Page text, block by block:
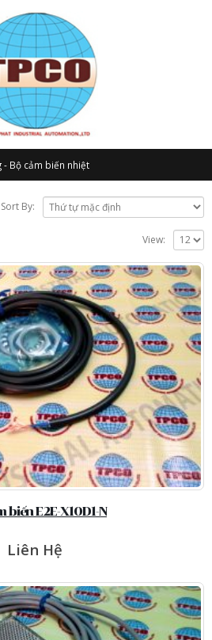
- Bộ cảm biến nhiệt
Sort By:
View:
biến E2E-X10D1-N
Liên Hệ